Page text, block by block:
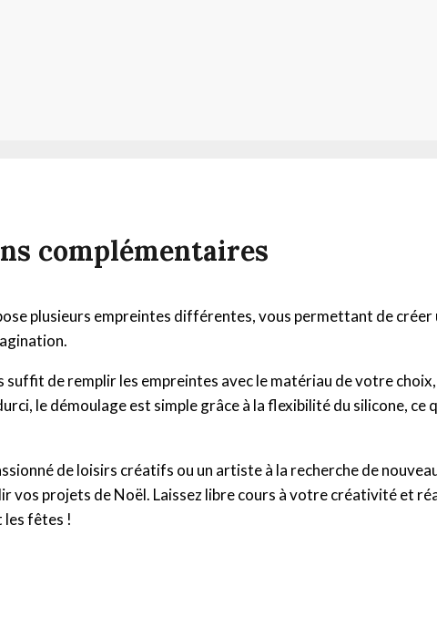
complémentaires
plusieurs empreintes différentes, vous permettant de
suffit de remplir les empreintes avec le matériau de votre
le démoulage est simple grâce à la flexibilité du silicone,
de loisirs créatifs ou un artiste à la recherche de
vos projets de Noël. Laissez libre cours à votre créativité et
fêtes !